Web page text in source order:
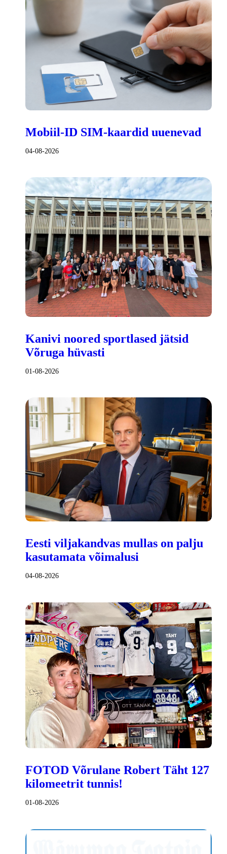
Mobiil-ID SIM-kaardid uuenevad
04-08-2026
Kanivi noored sportlased jätsid
Võruga hüvasti
01-08-2026
Eesti viljakandvas mullas on palju
kasutamata võimalusi
04-08-2026
FOTOD Võrulane Robert Täht 127
kilomeetrit tunnis!
01-08-2026